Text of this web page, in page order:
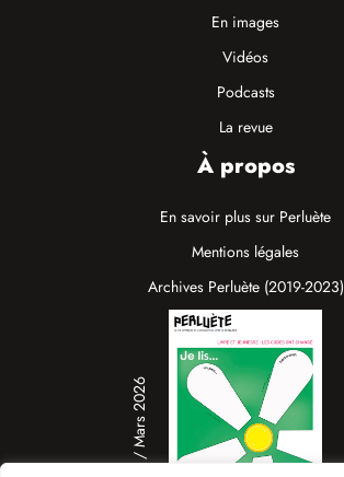
En images
Vidéos
Podcasts
La revue
À propos
En savoir plus sur Perluète
Mentions légales
Archives Perluète (2019-2023)
N°19 / Mars 2026